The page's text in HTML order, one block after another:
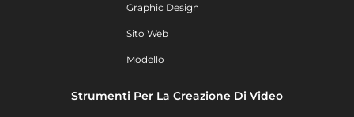
Graphic Design
Sito Web
Modello
Strumenti Per La Creazione Di Video